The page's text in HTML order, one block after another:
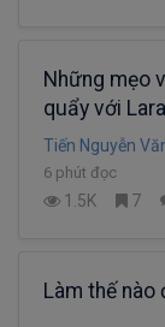
Những mẹo
quẩy với
Tiến Nguyễn
6 phút đọc
1.5K 7
Làm thế